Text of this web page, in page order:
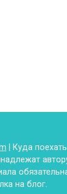
| Куда
на блог.